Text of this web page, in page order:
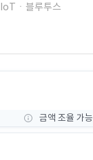
IoTㆍ블루투스
금액 조율 가능